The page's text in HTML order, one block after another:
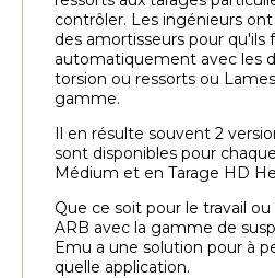
contrôler. Les ingénieurs
des amortisseurs pour
automatiquement avec les
torsion ou ressorts ou
gamme.
Il en résulte souvent 2
sont disponibles pour
Médium et en Tarage HD
Que ce soit pour le travail ou
ARB avec la gamme de
Emu a une solution pour à
quelle application.